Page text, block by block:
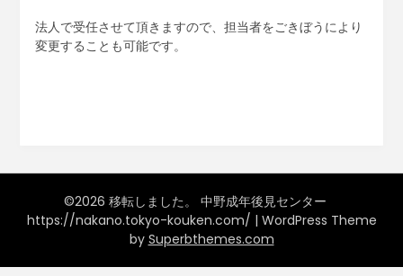
法人で受任させて頂きますので、担当者をごきぼうにより
変更することも可能です。
©2026 移転しました。 中野成年後見センター
https://nakano.tokyo-kouken.com/ | WordPress Theme
by Superbthemes.com